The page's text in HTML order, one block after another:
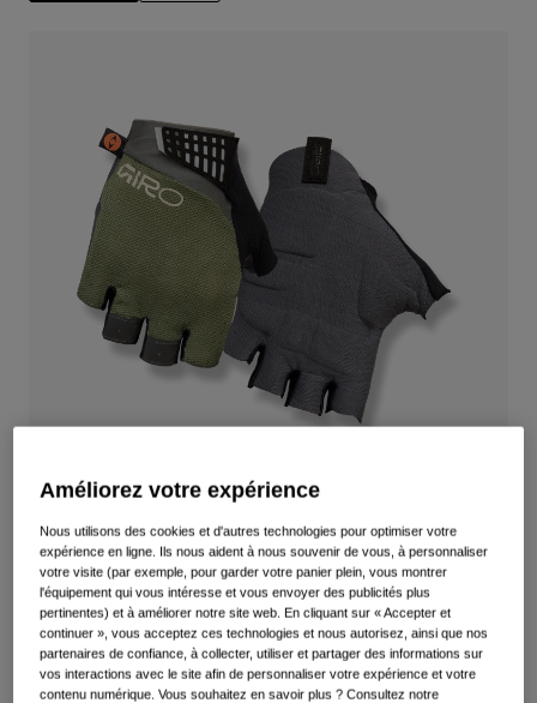
Chaussures
Chaussures Vélo Route
Chaussures VTT
Chaussures Gravel
Vêtements
Vêtements Vélo Route
Vêtements VTT
Voir tout
Pièces détachées
Masques
Avec verres interchangeables
Femme
Voir tout
Enfants
Casques
Masques
Gants Supernatural
Article n°39085
84,99 €
Améliorez votre expérience
Nous utilisons des cookies et d'autres technologies pour optimiser votre
expérience en ligne. Ils nous aident à nous souvenir de vous, à personnaliser
votre visite (par exemple, pour garder votre panier plein, vous montrer
l'équipement qui vous intéresse et vous envoyer des publicités plus
pertinentes) et à améliorer notre site web. En cliquant sur « Accepter et
continuer », vous acceptez ces technologies et nous autorisez, ainsi que nos
partenaires de confiance, à collecter, utiliser et partager des informations sur
vos interactions avec le site afin de personnaliser votre expérience et votre
contenu numérique. Vous souhaitez en savoir plus ? Consultez notre